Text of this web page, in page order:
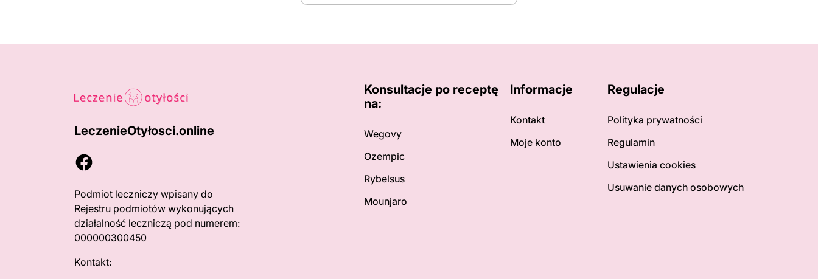
LeczenieOtyłosci.online
Facebook
Podmiot leczniczy wpisany do
Rejestru podmiotów wykonujących
działalność leczniczą pod numerem:
000000300450
Kontakt:
Konsultacje po receptę
na:
Wegovy
Ozempic
Rybelsus
Mounjaro
Informacje
Kontakt
Moje konto
Regulacje
Polityka prywatności
Regulamin
Ustawienia cookies
Usuwanie danych osobowych